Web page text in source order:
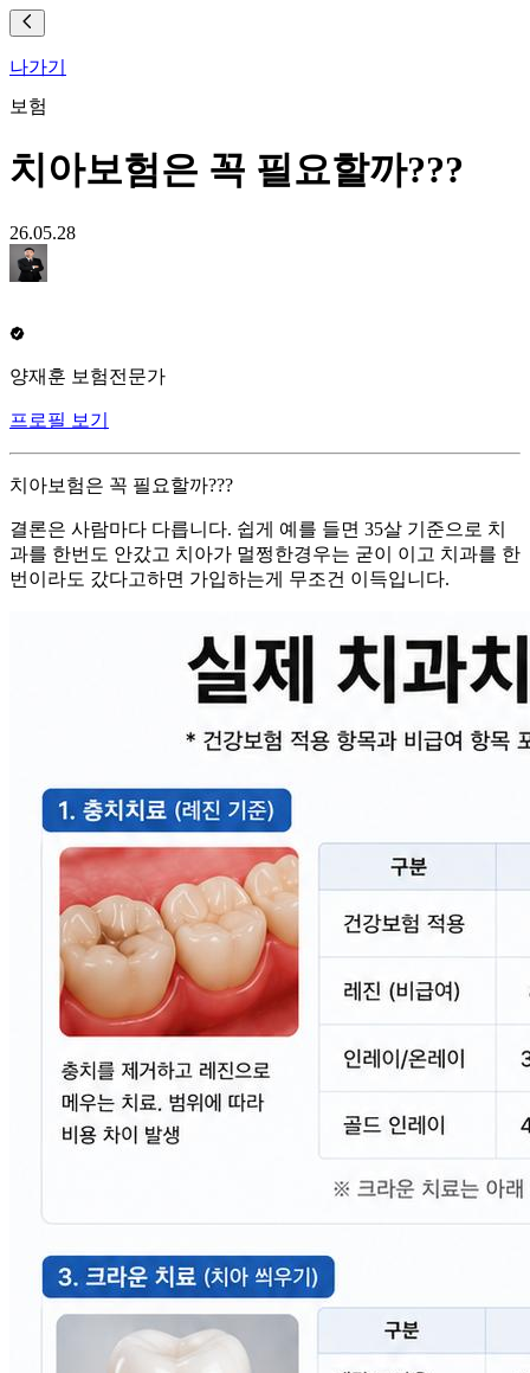
나가기
보험
치아보험은 꼭 필요할까???
26.05.28
양재훈 보험전문가
프로필 보기
치아보험은 꼭 필요할까???
결론은 사람마다 다릅니다. 쉽게 예를 들면 35살 기준으로 치
과를 한번도 안갔고 치아가 멀쩡한경우는 굳이 이고 치과를 한
번이라도 갔다고하면 가입하는게 무조건 이득입니다.